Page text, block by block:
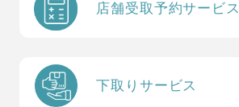
店舗受取予約サービス
下取りサービス